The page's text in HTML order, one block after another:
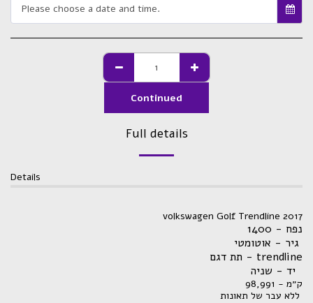
Please choose a date and time.
Continued
Full details
Details
volkswagen Golf Trendline 2017
נפח - 1400
תת דגם - trendline
ק״מ - 98,991